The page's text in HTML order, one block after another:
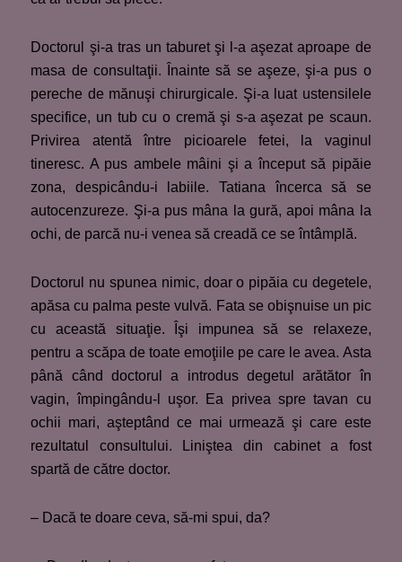
Doctorul şi-a tras un taburet şi l-a aşezat aproape de
masa de consultaţii. Înainte să se aşeze, şi-a pus o
pereche de mănuşi chirurgicale. Şi-a luat ustensilele
specifice, un tub cu o cremă şi s-a aşezat pe scaun.
Privirea atentă între picioarele fetei, la vaginul
tineresc. A pus ambele mâini şi a început să pipăie
zona, despicându-i labiile. Tatiana încerca să se
autocenzureze. Şi-a pus mâna la gură, apoi mâna la
ochi, de parcă nu-i venea să creadă ce se întâmplă.
Doctorul nu spunea nimic, doar o pipăia cu degetele,
apăsa cu palma peste vulvă. Fata se obişnuise un pic
cu această situaţie. Îşi impunea să se relaxeze,
pentru a scăpa de toate emoţiile pe care le avea. Asta
până când doctorul a introdus degetul arătător în
vagin, împingându-l uşor. Ea privea spre tavan cu
ochii mari, aşteptând ce mai urmează şi care este
rezultatul consultului. Liniştea din cabinet a fost
spartă de către doctor.
– Dacă te doare ceva, să-mi spui, da?